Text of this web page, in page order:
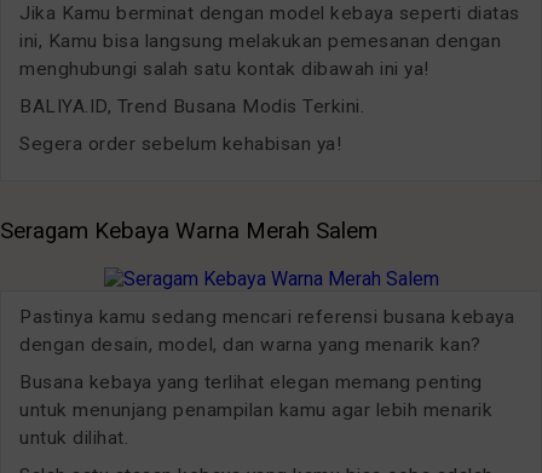
Jika Kamu berminat dengan model kebaya seperti diatas
ini, Kamu bisa langsung melakukan pemesanan dengan
menghubungi salah satu kontak dibawah ini ya!
BALIYA.ID, Trend Busana Modis Terkini.
Segera order sebelum kehabisan ya!
Seragam Kebaya Warna Merah Salem
Pastinya kamu sedang mencari referensi busana kebaya
dengan desain, model, dan warna yang menarik kan?
Busana kebaya yang terlihat elegan memang penting
untuk menunjang penampilan kamu agar lebih menarik
untuk dilihat.